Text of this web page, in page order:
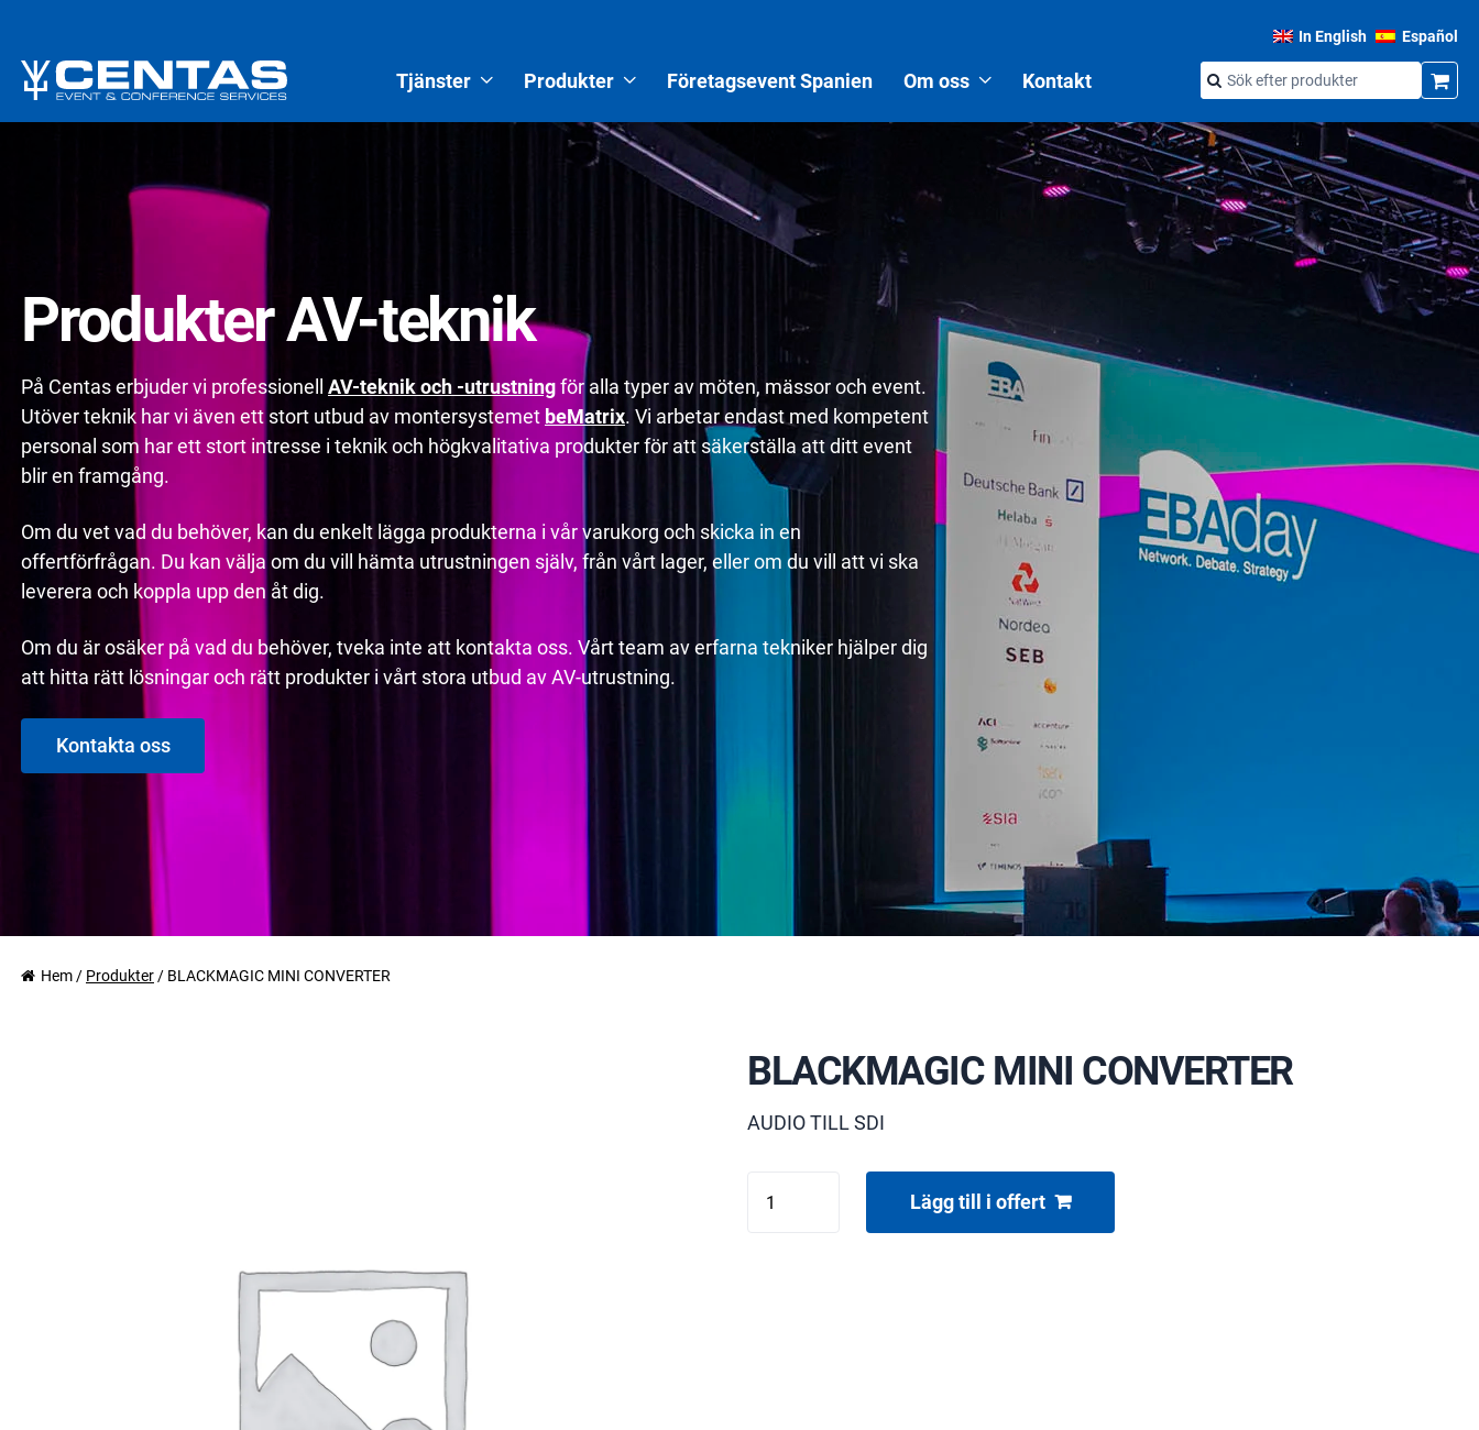
In English Español
Tjänster Produkter Företagsevent Spanien Om oss Kontakt
Produkter AV-teknik
På Centas erbjuder vi professionell AV-teknik och -utrustningför alla typer av möten, mässor och event.
Utöver teknik har vi även ett stort utbud av montersystemet beMatrix. Vi arbetar endast med kompetent
personal som har ett stort intresse i teknik och högkvalitativa produkter för att säkerställa att ditt event
blir en framgång.
Om du vet vad du behöver, kan du enkelt lägga produkterna i vår varukorg och skicka in en
offertförfrågan. Du kan välja om du vill hämta utrustningen själv, från vårt lager, eller om du vill att vi ska
leverera och koppla upp den åt dig.
Om du är osäker på vad du behöver, tveka inte att kontakta oss. Vårt team av erfarna tekniker hjälper dig
att hitta rätt lösningar och rätt produkter i vårt stora utbud av AV-utrustning.
Kontakta oss
Hem / Produkter / BLACKMAGIC MINI CONVERTER
BLACKMAGIC MINI CONVERTER
AUDIO TILL SDI
MINI
Lägg till i offert